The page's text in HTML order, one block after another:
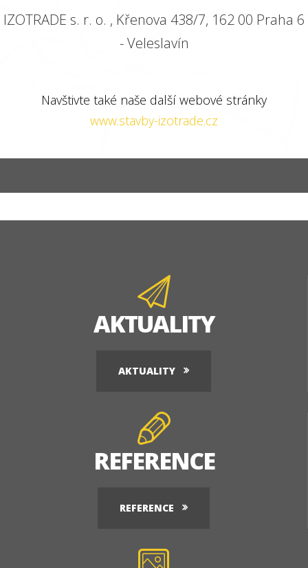
IZOTRADE s. r. o. , Křenova 438/7, 162 00 Praha 6
- Veleslavín
Navštivte také naše další webové stránky
www.stavby-izotrade.cz
AKTUALITY
AKTUALITY
REFERENCE
REFERENCE